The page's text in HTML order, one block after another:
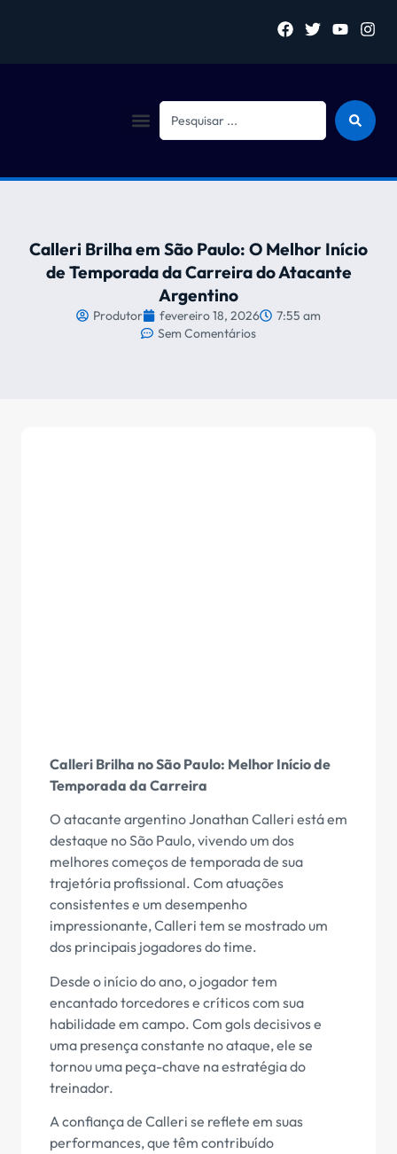
Calleri Brilha em São Paulo: O Melhor Início
de Temporada da Carreira do Atacante
Argentino
Produtor fevereiro 18, 2026
7:55 am
Sem Comentários
Calleri Brilha no São Paulo: Melhor Início de
Temporada da Carreira
O atacante argentino Jonathan Calleri está em
destaque no São Paulo, vivendo um dos
melhores começos de temporada de sua
trajetória profissional. Com atuações
consistentes e um desempenho
impressionante, Calleri tem se mostrado um
dos principais jogadores do time.
Desde o início do ano, o jogador tem
encantado torcedores e críticos com sua
habilidade em campo. Com gols decisivos e
uma presença constante no ataque, ele se
tornou uma peça-chave na estratégia do
treinador.
A confiança de Calleri se reflete em suas
performances, que têm contribuído